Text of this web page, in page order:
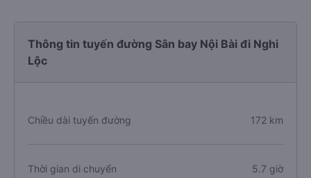
Thông tin tuyến đường Sân bay Nội Bài đi Nghi
Lộc
Chiều dài tuyến đường 172 km
Thời gian di chuyển 5.7 giờ